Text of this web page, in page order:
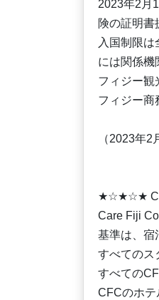
2023年2月
険の証明
入国制限
には関係機
フィジー観
フィジー商
（2023年2
★☆★☆★
Care Fiji
基準は、宿
すべてのス
すべての
CFCのホ